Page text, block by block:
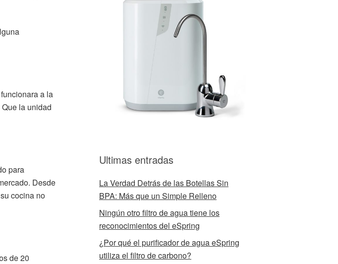
a la
la unidad
para
Desde
cocina no
de 20
Ultimas entradas
La Verdad Detrás de las Botellas Sin
BPA: Más que un Simple Relleno
Ningún otro filtro de agua tiene los
reconocimientos del eSpring
¿Por qué el purificador de agua eSpring
utiliza el filtro de carbono?